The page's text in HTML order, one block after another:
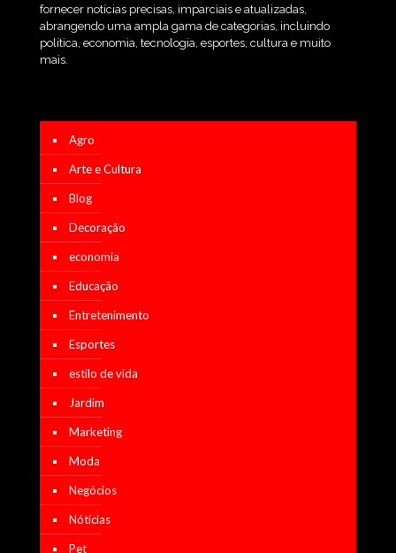
fornecer notícias precisas, imparciais e atualizadas,
abrangendo uma ampla gama de categorias, incluindo
política, economia, tecnologia, esportes, cultura e muito
mais.
Agro
Arte e Cultura
Blog
Decoração
economia
Educação
Entretenimento
Esportes
estilo de vida
Jardim
Marketing
Moda
Negócios
Nótícias
Pet